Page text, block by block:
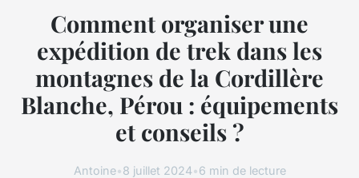
Comment organiser une
expédition de trek dans les
montagnes de la Cordillère
Blanche, Pérou : équipements
et conseils ?
Antoine•8 juillet 2024•6 min de lecture